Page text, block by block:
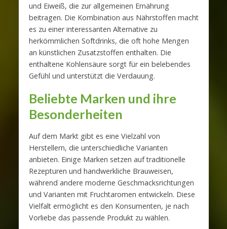
und Eiweiß, die zur allgemeinen Ernährung
beitragen. Die Kombination aus Nährstoffen macht
es zu einer interessanten Alternative zu
herkömmlichen Softdrinks, die oft hohe Mengen
an künstlichen Zusatzstoffen enthalten. Die
enthaltene Kohlensäure sorgt für ein belebendes
Gefühl und unterstützt die Verdauung.
Beliebte Marken und ihre
Besonderheiten
Auf dem Markt gibt es eine Vielzahl von
Herstellern, die unterschiedliche Varianten
anbieten. Einige Marken setzen auf traditionelle
Rezepturen und handwerkliche Brauweisen,
während andere moderne Geschmacksrichtungen
und Varianten mit Fruchtaromen entwickeln. Diese
Vielfalt ermöglicht es den Konsumenten, je nach
Vorliebe das passende Produkt zu wählen.